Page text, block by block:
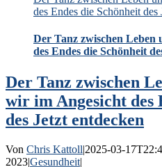
des Endes die Schönheit des
Der Tanz zwischen
des Endes die Schönheit
Der Tanz zwischen
wir im Angesicht des
des Jetzt entdecken
Von Chris Kattoll|2025-03-
2023|Gesundheit|